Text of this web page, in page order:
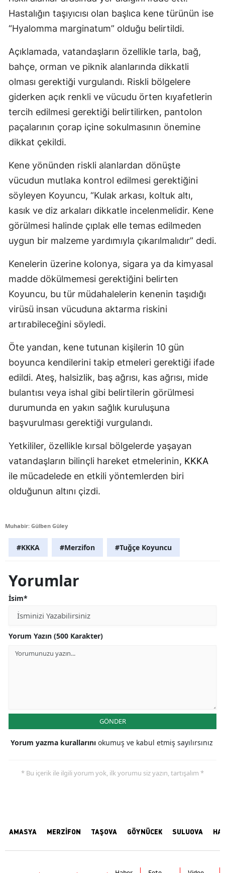
Hastalığın taşıyıcısı olan başlıca kene türünün ise
“Hyalomma marginatum” olduğu belirtildi.
Açıklamada, vatandaşların özellikle tarla, bağ,
bahçe, orman ve piknik alanlarında dikkatli
olması gerektiği vurgulandı. Riskli bölgelere
giderken açık renkli ve vücudu örten kıyafetlerin
tercih edilmesi gerektiği belirtilirken, pantolon
paçalarının çorap içine sokulmasının önemine
dikkat çekildi.
Kene yönünden riskli alanlardan dönüşte
vücudun mutlaka kontrol edilmesi gerektiğini
söyleyen Koyuncu, “Kulak arkası, koltuk altı,
kasık ve diz arkaları dikkatle incelenmelidir. Kene
görülmesi halinde çıplak elle temas edilmeden
uygun bir malzeme yardımıyla çıkarılmalıdır” dedi.
Kenelerin üzerine kolonya, sigara ya da kimyasal
madde dökülmemesi gerektiğini belirten
Koyuncu, bu tür müdahalelerin kenenin taşıdığı
virüsü insan vücuduna aktarma riskini
artırabileceğini söyledi.
Öte yandan, kene tutunan kişilerin 10 gün
boyunca kendilerini takip etmeleri gerektiği ifade
edildi. Ateş, halsizlik, baş ağrısı, kas ağrısı, mide
bulantısı veya ishal gibi belirtilerin görülmesi
durumunda en yakın sağlık kuruluşuna
başvurulması gerektiği vurgulandı.
Yetkililer, özellikle kırsal bölgelerde yaşayan
vatandaşların bilinçli hareket etmelerinin, KKKA
ile mücadelede en etkili yöntemlerden biri
olduğunun altını çizdi.
Muhabir: Gülben Güley
#KKKA #Merzifon #Tuğçe Koyuncu
Yorumlar
İsim*
Yorum Yazın (500 Karakter)
GÖNDER
Yorum yazma kurallarını okumuş ve kabul etmiş sayılırsınız
* Bu içerik ile ilgili yorum yok, ilk yorumu siz yazın, tartışalım *
AMASYA MERZİFON TAŞOVA GÖYNÜCEK SULUOVA